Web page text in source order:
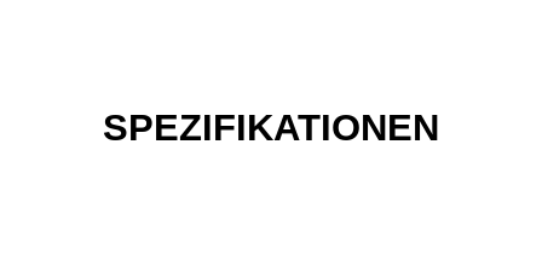
SPEZIFIKATIONEN